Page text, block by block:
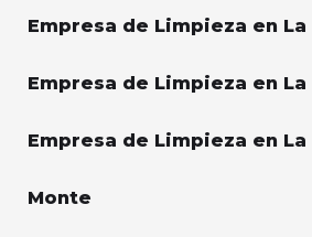
Empresa de Limpieza en La
Empresa de Limpieza en La
Empresa de Limpieza en La
Monte